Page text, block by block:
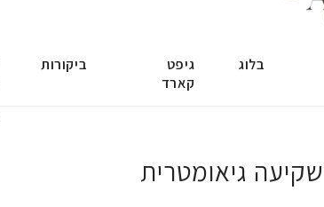
בלוג
גיפט
קארד
ביקורות
שקיעה גיאומטרית